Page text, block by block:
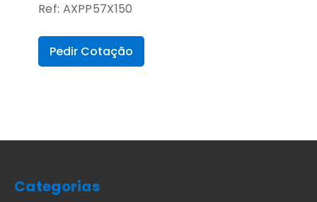
Ref: AXPP57X150
Pedir Cotação
Categorias